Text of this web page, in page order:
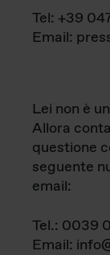
Tel: +39
Email:
Lei non è
Allora
questione
seguente
email:
Tel.: 0039
Email: